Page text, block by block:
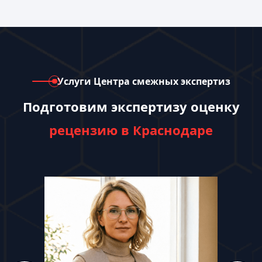
Услуги Центра смежных экспертиз
Подготовим экспертизу оценку
рецензию в Краснодаре